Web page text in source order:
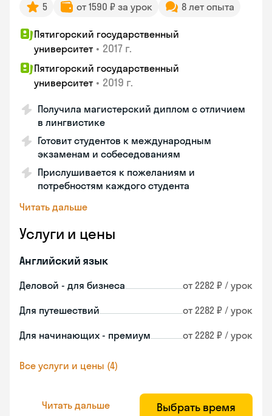
5 от 1590 ₽ за урок 8 лет опыта
Пятигорский государственный
университет • 2017 г.
Пятигорский государственный
университет • 2019 г.
Получила магистерский диплом с отличием
в лингвистике
Готовит студентов к международным
экзаменам и собеседованиям
Прислушивается к пожеланиям и
потребностям каждого студента
Читать дальше
Услуги и цены
Английский язык
Деловой - для бизнеса от 2282 ₽ / урок
Для путешествий от 2282 ₽ / урок
Для начинающих - премиум от 2282 ₽ / урок
Все услуги и цены (4)
Читать дальше Выбрать время